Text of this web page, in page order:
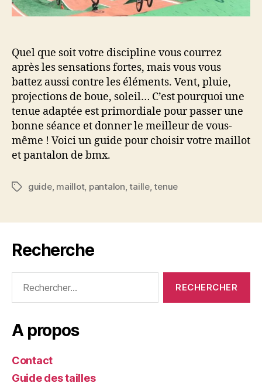
Quel que soit votre discipline vous courrez
après les sensations fortes, mais vous vous
battez aussi contre les éléments. Vent, pluie,
projections de boue, soleil… C’est pourquoi une
tenue adaptée est primordiale pour passer une
bonne séance et donner le meilleur de vous-
même ! Voici un guide pour choisir votre maillot
et pantalon de bmx.
Étiquettes
guide, maillot, pantalon ,taille,tenue
Recherche
A propos
Contact
Guide des tailles